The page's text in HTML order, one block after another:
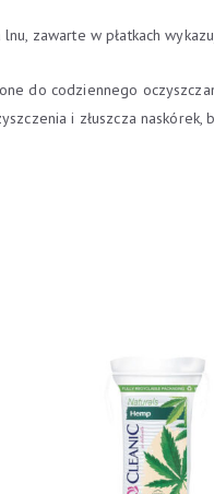
lnu, zawarte w płatkach
do codziennego
i złuszcza